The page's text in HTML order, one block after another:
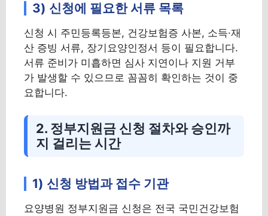
3) 신청에 필요한 서류 목록
신청 시 주민등록등본, 건강보험증 사본, 소득·재
산 증빙 서류, 장기요양인정서 등이 필요합니다.
서류 준비가 미흡하면 심사 지연이나 지원 거부
가 발생할 수 있으므로 꼼꼼히 확인하는 것이 중
요합니다.
2. 정부지원금 신청 절차와 승인까
지 걸리는 시간
1) 신청 방법과 접수 기관
요양병원 정부지원금 신청은 전국 국민건강보험